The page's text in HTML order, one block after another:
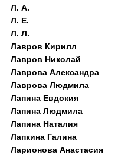
Л. А.
Л. Е.
Л. Л.
Лавров Кирилл
Лавров Николай
Лаврова Александра
Лаврова Людмила
Лапина Евдокия
Лапина Людмила
Лапина Наталия
Лапкина Галина
Ларионова Анастасия